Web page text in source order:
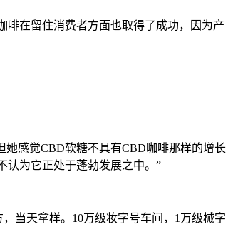
啡在留住消费者方面也取得了成功，因为产
感觉CBD软糖不具有CBD咖啡那样的增长
认为它正处于蓬勃发展之中。”
当天拿样。10万级妆字号车间，1万级械字